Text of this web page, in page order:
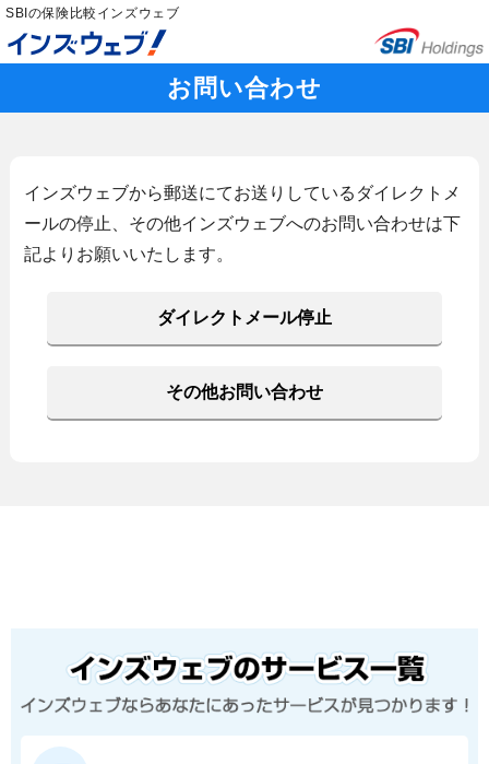
SBIの保険比較インズウェブ
お問い合わせ
インズウェブから郵送にてお送りしているダイレクトメ
ールの停止、その他インズウェブへのお問い合わせは下
記よりお願いいたします。
ダイレクトメール停止
その他お問い合わせ